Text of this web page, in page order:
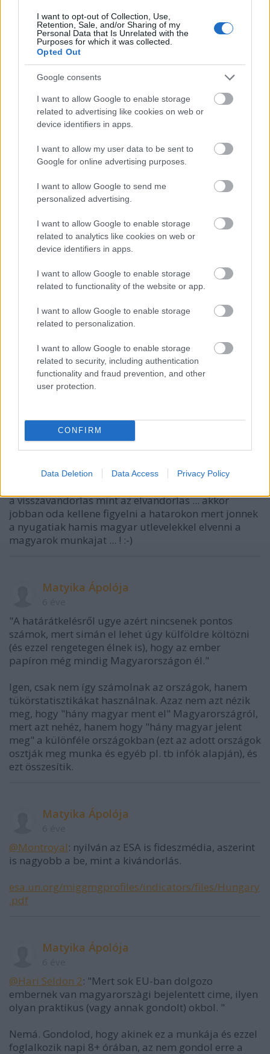
I want to opt-out of Collection, Use,
Retention, Sale, and/or Sharing of my
Personal Data that Is Unrelated with the
Purposes for which it was collected.
Opted Out
Google consents
I want to allow Google to enable storage
related to advertising like cookies on web or
device identifiers in apps.
I want to allow my user data to be sent to
Google for online advertising purposes.
I want to allow Google to send me
personalized advertising.
I want to allow Google to enable storage
related to analytics like cookies on web or
device identifiers in apps.
I want to allow Google to enable storage
related to functionality of the website or app.
I want to allow Google to enable storage
related to personalization.
I want to allow Google to enable storage
related to security, including authentication
functionality and fraud prevention, and other
user protection.
CONFIRM
Data Deletion Data Access Privacy Policy
Valószínűleg ezek is szépített adatok.
droid_
6 éve
@Kerepesi: migration balance. tehat balance.
mi van veletek.
6 éve
@droid_: ez lesz a megoldas, valoszinuleg. Illett
volna beleirni a cikkbe.
Szabinho
6 éve
dolgozó, iskolázott és szakképzett réteg megy el
akiknek az országot fel kéne virágoztatni. Svájcban
gondolom a nyugdíjasok mennek el életük alkonyán
valami meleg helyre. ráadásul Svájcba 5 perc alatt
találnak külföldről embert bármilyen pozícióra,
nálunk az alacsony bérek miatt ez jóval nehezebb
(nem beszélve arról hogy magyarul beszélő
Montroyal
6 éve
a visszavandorlas mint az elvandorlas ... akkor
jobban oda kellene figyelni a hatarokon mert jonnek
a nyugatiak hamis magyar utlevelekkel elvenni a
magyarok munkajat ... ! :-)
Matyika Ápolója
"A határátkelésről ugye azért nincsenek pontos
számok, mert simán el lehet úgy külföldre költözni
(és ezzel rengetegen élnek is), hogy az ember
papíron még mindig Magyarországon él."
Igen, csak nem így számolnak az országok, hanem
tükörstatisztikákat használnak. Azaz nem azt nézik
meg, hogy "hány magyar ment el" Magyarországról,
mert azt nehéz, hanem hogy "hány magyar jelent
meg" a különféle országokban (ezt az adott országok
osztják meg munka és egyéb pl. tb infók alapján), és
ezt összesítik.
Matyika Ápolója
@Montroyal: nyilván az ESA is fideszmédia, aszerint
is nagyobb a be, mint a kivándorlás.
esa.un.org/miggmgprofiles/indicators/files/Hungary
.pdf
Matyika Ápolója
@Hari Seldon 2: "Mert sok EU-ban dolgozo
embernek van magyarorszàgi bejelentett cime, ilyen
olyan praktikus (vagy annak gondolt) okbol. "
Nemá. Gondolod, hogy akinek ez a munkája és ezzel
foglalkozik napi 8+ órában, az nem gondol erre a